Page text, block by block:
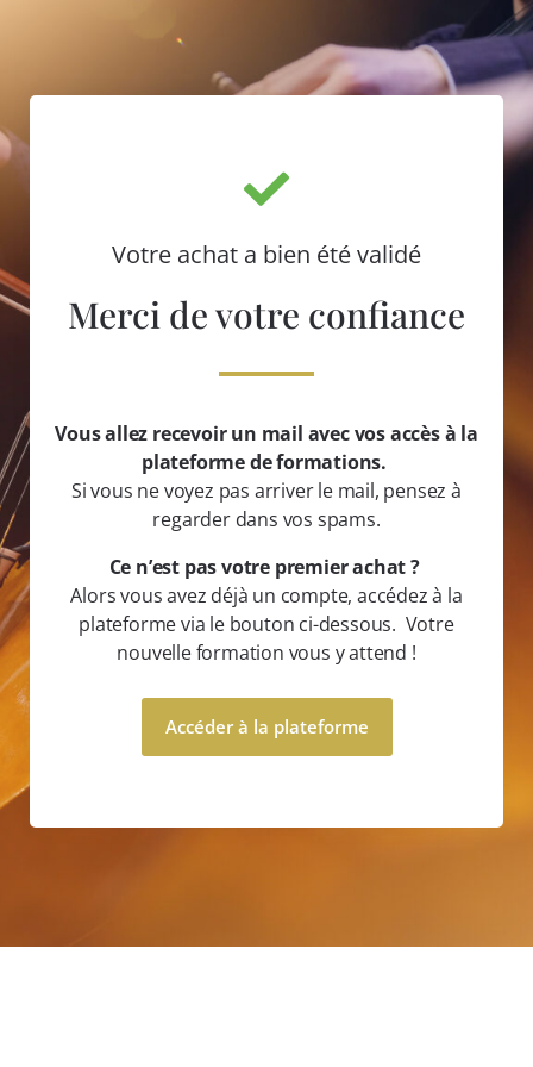
Votre achat a bien été validé
Merci de votre confiance
Vous allez recevoir un mail avec vos accès à la
plateforme de formations.
Si vous ne voyez pas arriver le mail, pensez à
regarder dans vos spams.
Ce n’est pas votre premier achat ?
Alors vous avez déjà un compte, accédez à la
plateforme via le bouton ci-dessous. Votre
nouvelle formation vous y attend !
Accéder à la plateforme